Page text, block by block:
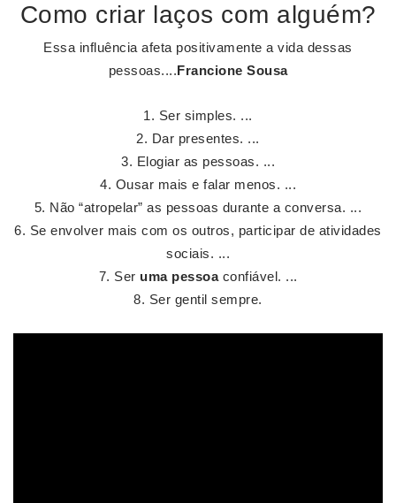
Como criar laços com alguém?
Essa influência afeta positivamente a vida dessas
pessoas....Francione Sousa
Ser simples. ...
Dar presentes. ...
Elogiar as pessoas. ...
Ousar mais e falar menos. ...
Não “atropelar” as pessoas durante a conversa. ...
Se envolver mais com os outros, participar de atividades
sociais. ...
Ser uma pessoaconfiável. ...
Ser gentil sempre.